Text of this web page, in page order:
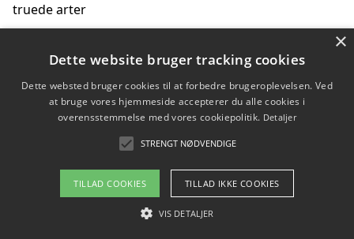
truede arter
Hvordan kan gaver til unge voksne støtte bevarelsen
Copyright 2026 - Pilanto Aps
Om / kontakt
Blog Betingelser
×
Dette website bruger tracking cookies
Dette websted bruger cookies til at forbedre brugeroplevelsen. Ved
at bruge vores hjemmeside accepterer du alle cookies i
overensstemmelse med vores cookiepolitik. Detaljer
STRENGT NØDVENDIGE
TILLAD COOKIES TILLAD IKKE COOKIES
VIS DETALJER